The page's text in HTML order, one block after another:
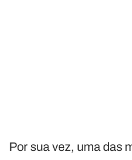
Por sua vez, uma das